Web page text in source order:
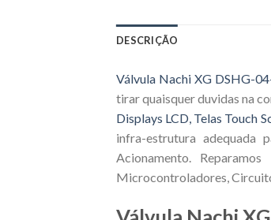
DESCRIÇÃO
Válvula Nachi XG DSHG-
tirar quaisquer duvidas na
Displays LCD, Telas Touch
infra-estrutura adequada
Acionamento.
Microcontroladores,